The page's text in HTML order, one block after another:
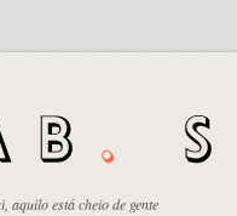
aquilo está cheio de gente